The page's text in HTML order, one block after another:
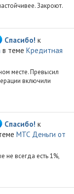
Закроют.
Спасибо! к
в теме Кредитная
месте. Превысил
включили
Спасибо! к
МТС Деньги от
не всегда есть 1%,